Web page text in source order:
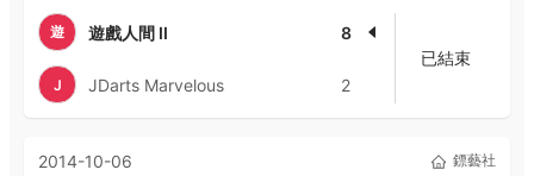
遊 遊戲人間 II 8
J JDarts Marvelous 2
已結束
2014-10-06 鏢藝社